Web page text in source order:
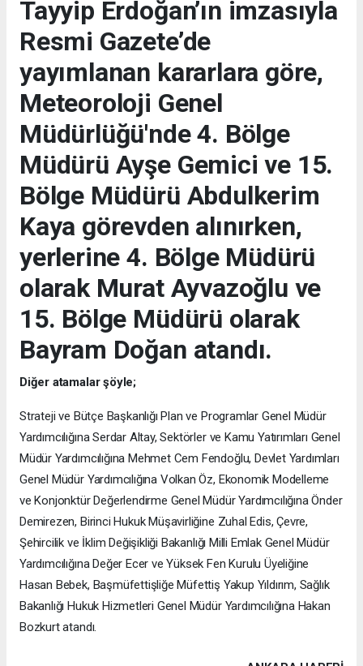
Tayyip Erdoğan’ın imzasıyla
Resmi Gazete’de
yayımlanan kararlara göre,
Meteoroloji Genel
Müdürlüğü'nde 4. Bölge
Müdürü Ayşe Gemici ve 15.
Bölge Müdürü Abdulkerim
Kaya görevden alınırken,
yerlerine 4. Bölge Müdürü
olarak Murat Ayvazoğlu ve
15. Bölge Müdürü olarak
Bayram Doğan atandı.
Diğer atamalar şöyle;
Strateji ve Bütçe Başkanlığı Plan ve Programlar Genel Müdür
Yardımcılığına Serdar Altay, Sektörler ve Kamu Yatırımları Genel
Müdür Yardımcılığına Mehmet Cem Fendoğlu, Devlet Yardımları
Genel Müdür Yardımcılığına Volkan Öz, Ekonomik Modelleme
ve Konjonktür Değerlendirme Genel Müdür Yardımcılığına Önder
Demirezen, Birinci Hukuk Müşavirliğine Zuhal Edis, Çevre,
Şehircilik ve İklim Değişikliği Bakanlığı Milli Emlak Genel Müdür
Yardımcılığına Değer Ecer ve Yüksek Fen Kurulu Üyeliğine
Hasan Bebek, Başmüfettişliğe Müfettiş Yakup Yıldırım, Sağlık
Bakanlığı Hukuk Hizmetleri Genel Müdür Yardımcılığına Hakan
Bozkurt atandı.